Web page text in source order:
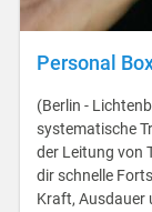
Personal
(Berlin -
systematische
der Leitung von
dir schnelle
Kraft, Ausdauer